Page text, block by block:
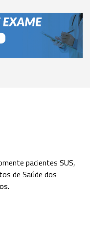
pacientes SUS,
de Saúde dos